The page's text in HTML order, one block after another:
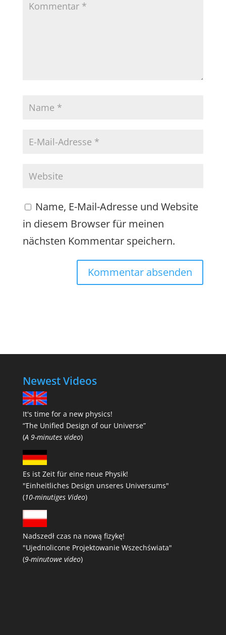
Name, E-Mail-Adresse und Website
in diesem Browser für meinen
nächsten Kommentar speichern.
Newest Videos
It's time for a new physics!
“The Unified Design of our Universe”
(A 9-minutes video)
Es ist Zeit für eine neue Physik!
"Einheitliches Design unseres Universums"
(10-minutiges Video)
Nadszedł czas na nową fizykę!
"Ujednolicone Projektowanie Wszechświata"
(9-minutowe video)